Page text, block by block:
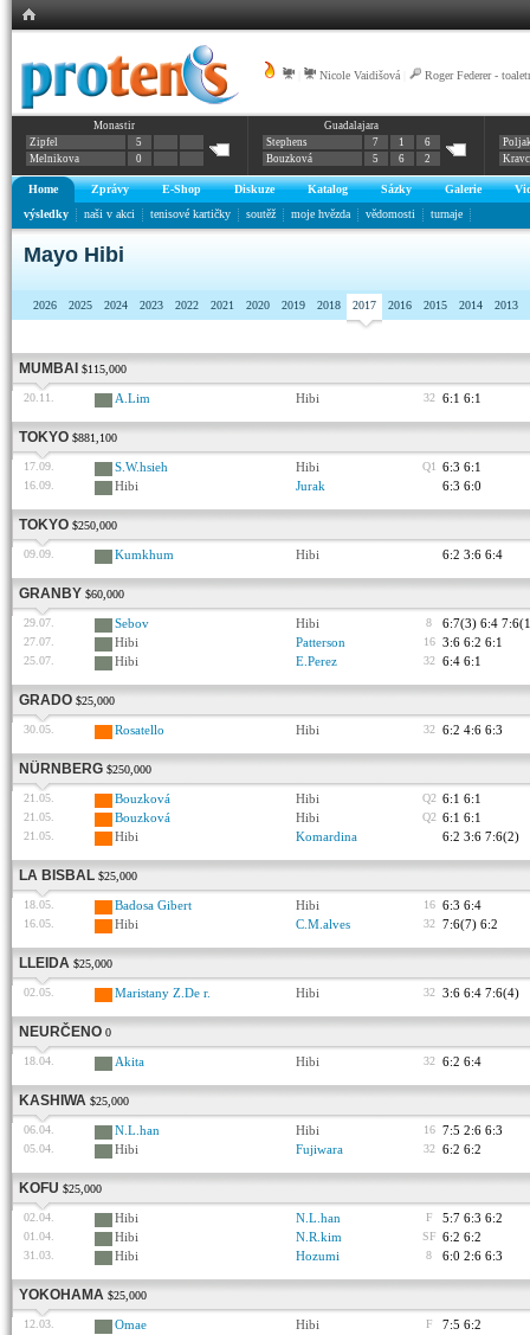
Nicole Vaidišová Roger Federer -
Monastir
Zipfel
5
Melnikova
0
Guadalajara
Stephens
7 1
6
Bouzková
5 6 2
Home Zprávy E-Shop Diskuze Katalog Sázky Galerie
výsledky
naši v akci tenisové kartičky soutěž moje hvězda vědomosti turnaje
Mayo Hibi
2026 2025 2024 2023 2022 2021 2020 2019 2018 2017 2016 2015 2014 2013
MUMBAI $115,000
20.11. A.Lim Hibi 32 6:1 6:1
TOKYO $881,100
17.09. S.W.hsieh Hibi Q1 6:3 6:1
16.09. Hibi Jurak 6:3 6:0
TOKYO $250,000
09.09. Kumkhum Hibi 6:2 3:6 6:4
GRANBY $60,000
29.07. Sebov Hibi 8 6:7(3) 6:4
27.07. Hibi Patterson 16 3:6 6:2 6:1
25.07. Hibi E.Perez 32 6:4 6:1
GRADO $25,000
30.05. Rosatello Hibi 32 6:2 4:6 6:3
NÜRNBERG $250,000
21.05. Bouzková Hibi Q2 6:1 6:1
21.05. Bouzková Hibi Q2 6:1 6:1
21.05. Hibi Komardina 6:2 3:6 7:6(2)
LA BISBAL $25,000
18.05. Badosa Gibert Hibi 16 6:3 6:4
16.05. Hibi C.M.alves 32 7:6(7) 6:2
LLEIDA $25,000
02.05. Maristany Z.De r. Hibi 32 3:6 6:4 7:6(4)
NEURČENO 0
18.04. Akita Hibi 32 6:2 6:4
KASHIWA $25,000
06.04. N.L.han Hibi 16 7:5 2:6 6:3
05.04. Hibi Fujiwara 32 6:2 6:2
KOFU $25,000
02.04. Hibi N.L.han F 5:7 6:3 6:2
01.04. Hibi N.R.kim SF 6:2 6:2
31.03. Hibi Hozumi 8 6:0 2:6 6:3
YOKOHAMA $25,000
12.03. Omae Hibi F 7:5 6:2